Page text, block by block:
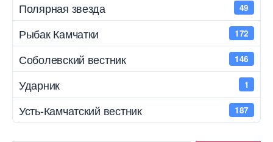
Полярная звезда 49
Рыбак Камчатки 172
Соболевский вестник 146
Ударник 1
Усть-Камчатский вестник 187